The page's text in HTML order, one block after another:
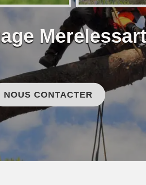
Merelessart
NOUS CONTACTER